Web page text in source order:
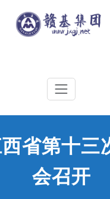
集团工程有限
省第十三
会召开